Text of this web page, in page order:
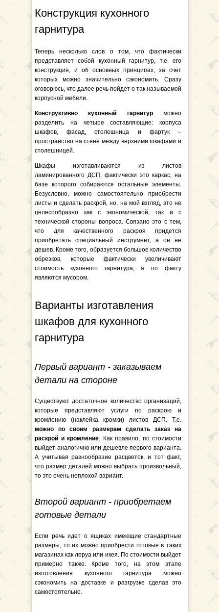
Конструкция кухонного
гарнитура
Теперь несколько слов о том, что фактически
представляет собой кухонный гарнитур, т.е. его
конструкция, и об основных принципах, за счет
которых можно значительно сэкономить. Сразу
оговорюсь, что далее речь пойдет о так называемой
корпусной мебели.
Конструктивно кухонный гарнитурможно
разделить на четыре составляющие: корпуса
шкафов, фасад, столешница и фартук –
пространство на стене между верхними шкафами и
столешницей.
Шкафы изготавливаются из листов
ламинированного ДСП, фактически это каркас, на
базе которого собираются остальные элементы.
Безусловно, можно самостоятельно приобрести
листы и сделать раскрой, но, на мой взгляд, это не
целесообразно как с экономической, так и с
технической стороны вопроса. Связано это с тем,
что для качественного раскроя придется
приобретать специальный инструмент, а он не
дешев. Кроме того, образуется большое количество
обрезков, которые фактически увеличивают
стоимость кухонного гарнитура, а по факту
являются мусором.
Варианты изготавления
шкафов для кухонного
гарнитура
Первый вариант - заказываем
детали на стороне
Существуют достаточное количество организаций,
которые представляют услуги по раскрою и
кромлению (наклейка кромки) листов ДСП. Т.е.
можно по своим размерам сделать заказ на
раскрой и кромление. Как правило, по стоимости
выйдет аналогично или дешевле первого варианта.
А учитывая разнообразие расцветок, и тот факт,
что размер деталей можно выбрать произвольный,
то это очень неплохой вариант.
Второй вариант - приобретаем
готовые детали
Если речь идет о ящиках имеющие стандартные
размеры, то их можно приобрести готовые в таких
магазинах как леруа или икея. По стоимости выйдет
примерно также. Кроме того, на этом этапе
изготовления кухонного гарнитура можно
сэкономить на доставке и разгрузке сделав это
самостоятельно.